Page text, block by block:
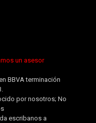
un asesor
BBVA terminación
por nosotros; No
escribanos a